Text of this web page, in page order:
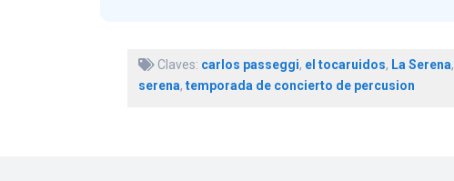
Claves: carlos passeggi, el tocaruidos, La Serena,
serena, temporada de concierto de percusion